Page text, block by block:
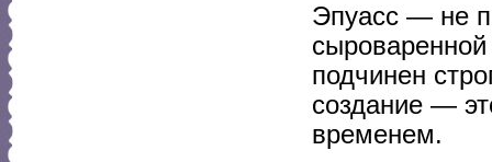
Эпуасс — не
подчинен
создание —
временем.